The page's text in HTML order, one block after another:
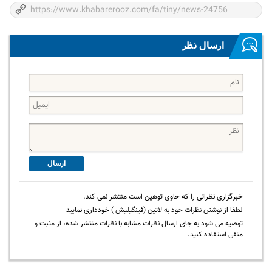
ارسال نظر
ارسال
خبرگزاری نظراتی را که حاوی توهین است منتشر نمی کند.
لطفا از نوشتن نظرات خود به لاتین (فینگیلیش ) خودداری نمایید
توصیه می شود به جای ارسال نظرات مشابه با نظرات منتشر شده، از مثبت و
منفی استفاده کنید.